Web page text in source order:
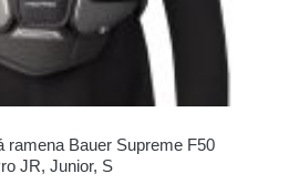
ramena Bauer Supreme F50
JR, Junior, S